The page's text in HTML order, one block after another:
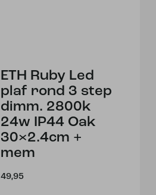
ETH Ruby Led
plaf rond 3 step
dimm. 2800k
24w IP44 Oak
30×2.4cm +
mem
49,95